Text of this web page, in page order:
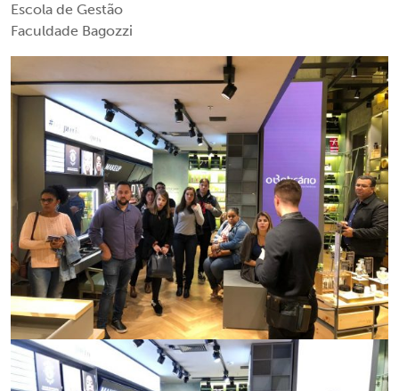
Escola de Gestão
Faculdade Bagozzi